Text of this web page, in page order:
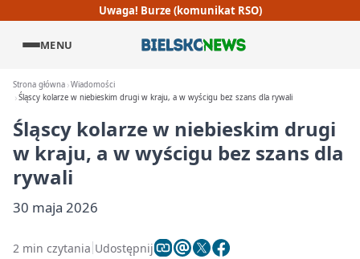
Uwaga! Burze (komunikat RSO)
MENU
Strona główna Wiadomości
Śląscy kolarze w niebieskim drugi w kraju, a w wyścigu bez szans dla rywali
Śląscy kolarze w niebieskim drugi
w kraju, a w wyścigu bez szans dla
rywali
30 maja 2026
2 min czytania Udostępnij